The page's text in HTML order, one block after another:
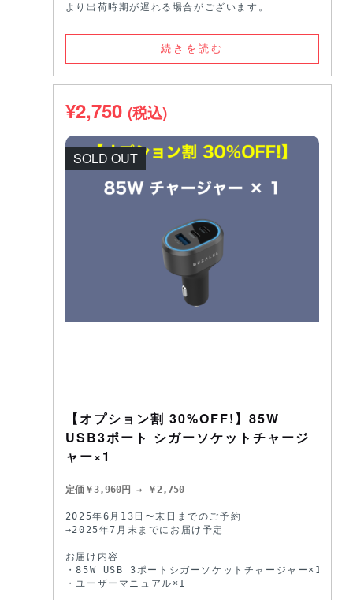
より出荷時期が遅れる場合がございます。
続きを読む
¥2,750 (税込)
SOLD OUT
【オプション割 30%OFF!】85W
USB3ポート シガーソケットチャージ
ャー×1
定価￥3,960円 → ￥2,750
2025年6月13日〜末日までのご予約
→2025年7月末までにお届け予定
お届け内容
・85W USB 3ポートシガーソケットチャージャー×1
・ユーザーマニュアル×1